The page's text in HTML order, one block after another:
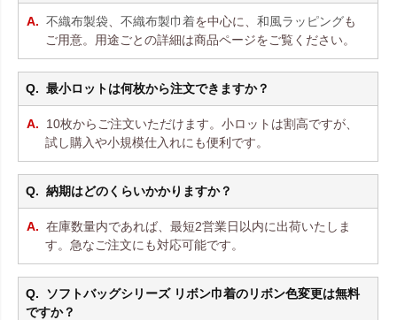
不織布製袋 不織布製巾着を中心に、 和風ラッピングも
ご用意。用途ごとの詳細は商品ページをご覧ください。
最小ロットは何枚から注文できますか？
10枚からご注文いただけます。小ロットは割高ですが、
試し購入や小規模仕入れにも便利です。
納期はどのくらいかかりますか？
在庫数量内であれば、最短2営業日以内に出荷いたしま
す。急なご注文にも対応可能です。
ソフトバッグシリーズ リボン巾着のリボン色変更は無料
ですか？